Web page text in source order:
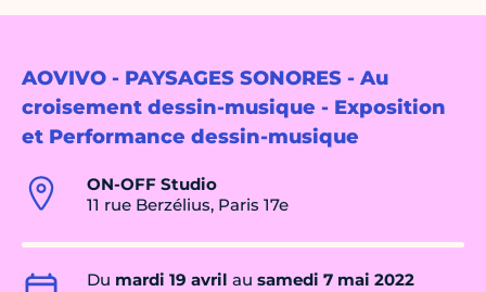
AOVIVO - PAYSAGES SONORES - Au
croisement dessin-musique - Exposition
et Performance dessin-musique
ON-OFF Studio
11 rue Berzélius, Paris 17e
Du mardi 19 avril au samedi 7 mai 2022